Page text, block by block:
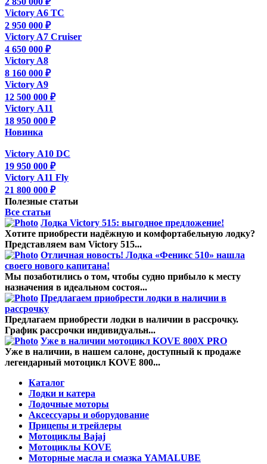
Victory A6 TC
2 950 000 ₽
Victory A7 Cruiser
4 650 000 ₽
Victory A8
8 160 000 ₽
Victory A9
12 500 000 ₽
Victory А11
18 950 000 ₽
Новинка
Victory А10 DC
19 950 000 ₽
Victory А11 Fly
21 800 000 ₽
Полезные статьи
Все статьи
Лодка Victory 515: выгодное предложение!
Хотите приобрести надёжную и комфортабельную лодку?
Представляем вам Victory 515...
Отличная новость! Лодка «Феникс 510» нашла
своего нового капитана!
Мы позаботились о том, чтобы судно прибыло к месту
назначения в идеальном состоя...
Предлагаем приобрести лодки в наличии в
рассрочку
Предлагаем приобрести лодки в наличии в рассрочку.
График рассрочки индивидуальн...
Уже в наличии мотоцикл KOVE 800X PRO
Уже в наличии, в нашем салоне, доступный к продаже
легендарный мотоцикл KOVE 800...
Каталог
Лодки и катера
Лодочные моторы
Аксессуары и оборудование
Прицепы и трейлеры
Мотоциклы Bajaj
Мотоциклы KOVE
Моторные масла и смазка YAMALUBE